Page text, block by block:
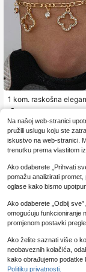
1 kom. raskošna
arukvica za gležanj za
višeslojnim dizajnom,
nim šupljim
verolistne deteline
zanja, broj perli na
je nasumičan,
t nošenja)
4
1 kom. minimalistička
Na našoj web-stranici
pružili uslugu koju ste
iskustvo na web-stranici.
trenutku prema vlastitom
Ako odaberete „Prihvati
pomažu analizirati
oglase kako bismo
Ako odaberete „Odbij
omogućuju funkcioniranje
promjenom postavki
Ako želite saznati više o
neobaveznih kolačića,
kako obrađujemo podatke
Politiku privatnosti.